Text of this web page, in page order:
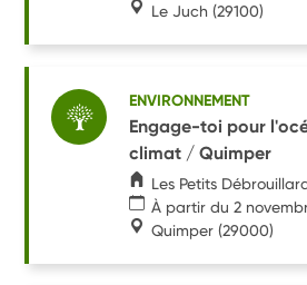
Le Juch (29100)
ENVIRONNEMENT
Engage-toi pour
climat / Quimper
Les Petits
À partir du 2
Quimper (29000)